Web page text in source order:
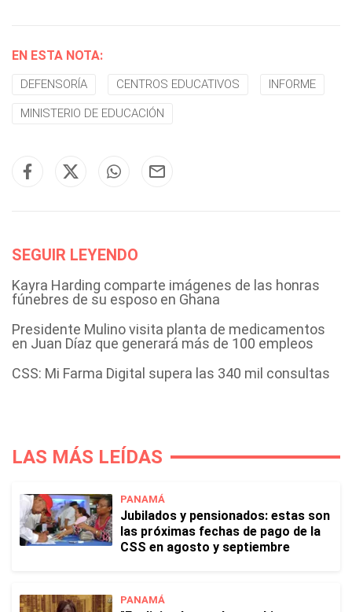
EN ESTA NOTA:
DEFENSORÍA CENTROS EDUCATIVOS INFORME
MINISTERIO DE EDUCACIÓN
SEGUIR LEYENDO
Kayra Harding comparte imágenes de las honras
fúnebres de su esposo en Ghana
Presidente Mulino visita planta de medicamentos
en Juan Díaz que generará más de 100 empleos
CSS: Mi Farma Digital supera las 340 mil consultas
LAS MÁS LEÍDAS
PANAMÁ
Jubilados y pensionados: estas son
las próximas fechas de pago de la
CSS en agosto y septiembre
PANAMÁ